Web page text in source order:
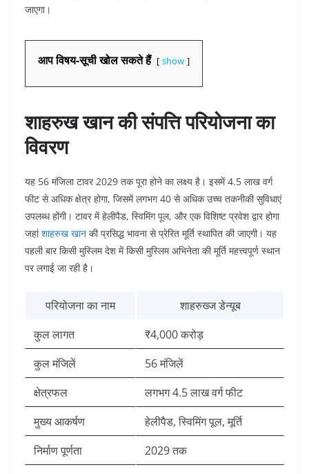
जाएगा।
आप विषय-सूची खोल सकते हैं show
शाहरुख खान की संपत्ति परियोजना का
विवरण
यह 56 मंजिला टावर 2029 तक पूरा होने का लक्ष्य है। इसमें 4.5 लाख वर्ग
फीट से अधिक क्षेत्र होगा, जिसमें लगभग 40 से अधिक उच्च तकनीकी सुविधाएं
उपलब्ध होंगी। टावर में हेलीपैड, स्विमिंग पूल, और एक विशिष्ट प्रवेश द्वार होगा
जहांशाहरुख खान की प्रसिद्ध भावना से प्रेरित मूर्ति स्थापित की जाएगी। यह
पहली बार किसी मुस्लिम देश में किसी मुस्लिम अभिनेता की मूर्ति महत्त्वपूर्ण स्थान
पर लगाई जा रही है।
परियोजना का नाम
शाहरुख्ज डेन्यूब
कुल लागत
₹4,000 करोड़
कुल मंजिलें
56 मंजिलें
क्षेत्रफल
लगभग 4.5 लाख वर्ग फीट
मुख्य आकर्षण
हेलीपैड, स्विमिंग पूल, मूर्ति
निर्माण पूर्णता
2029 तक